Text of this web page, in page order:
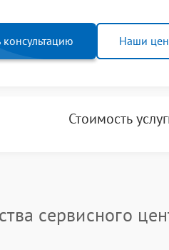
консультацию Наши
Стоимость
сервисного